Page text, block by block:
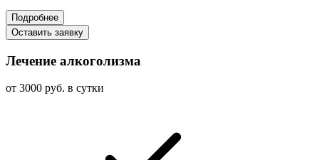
Подробнее
Оставить заявку
Лечение алкоголизма
от 3000 руб. в сутки